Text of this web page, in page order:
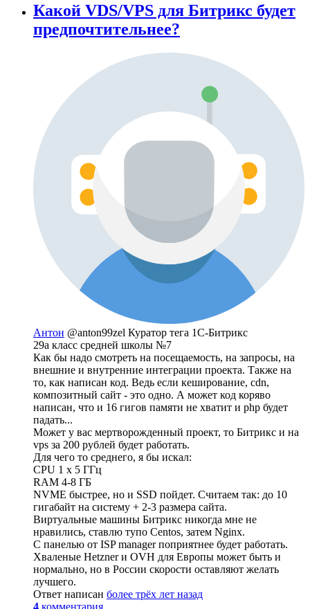
Какой VDS/VPS для Битрикс будет
предпочтительнее?
Антон @anton99zel Куратор тега 1С-Битрикс
29а класс средней школы №7
Как бы надо смотреть на посещаемость, на запросы, на
внешние и внутренние интеграции проекта. Также на
то, как написан код. Ведь если кеширование, cdn,
композитный сайт - это одно. А может код коряво
написан, что и 16 гигов памяти не хватит и php будет
падать...
Может у вас мертворожденный проект, то Битрикс и на
vps за 200 рублей будет работать.
Для чего то среднего, я бы искал:
CPU 1 x 5 ГГц
RAM 4-8 ГБ
NVME быстрее, но и SSD пойдет. Считаем так: до 10
гигабайт на систему + 2-3 размера сайта.
Виртуальные машины Битрикс никогда мне не
нравились, ставлю тупо Centos, затем Nginx.
С панелью от ISP manager поприятнее будет работать.
Хваленые Hetzner и OVH для Европы может быть и
нормально, но в России скорости оставляют желать
лучшего.
Ответ написан более трёх лет назад